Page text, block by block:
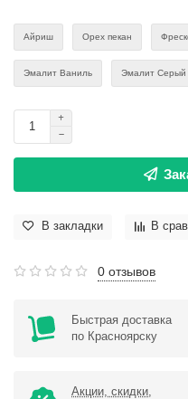
Айриш Орех пекан
Эмалит Ваниль Эмалит Серый
В закладки В
0 отзывов
Быстрая доставка
по Красноярску
Акции, скидки,